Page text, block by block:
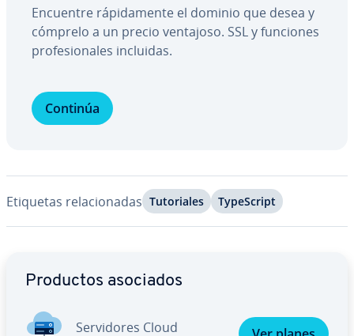
Encuentre rá­pi­da­me­n­te el dominio que desea y
cómprelo a un precio ventajoso. SSL y funciones
pro­fe­sio­na­les incluidas.
Continúa
Etiquetas re­la­cio­na­das Tu­to­ria­les Ty­pe­S­cri­pt
Productos asociados
Se­r­vi­do­res Cloud